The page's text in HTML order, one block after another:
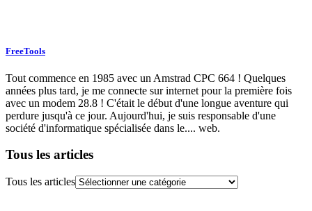
FreeTools
Tout commence en 1985 avec un Amstrad CPC 664 ! Quelques
années plus tard, je me connecte sur internet pour la première fois
avec un modem 28.8 ! C'était le début d'une longue aventure qui
perdure jusqu'à ce jour. Aujourd'hui, je suis responsable d'une
société d'informatique spécialisée dans le.... web.
Tous les articles
Tous les articles